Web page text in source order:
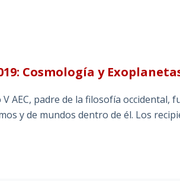
Cosmología y
AEC, padre de la filosofía occidental,
y de mundos dentro de él. Los